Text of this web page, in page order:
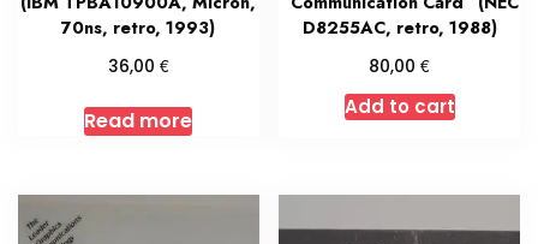
70ns, retro, 1993)
36,00 €
Read more
D8255AC, retro, 1988)
80,00€
Add to cart